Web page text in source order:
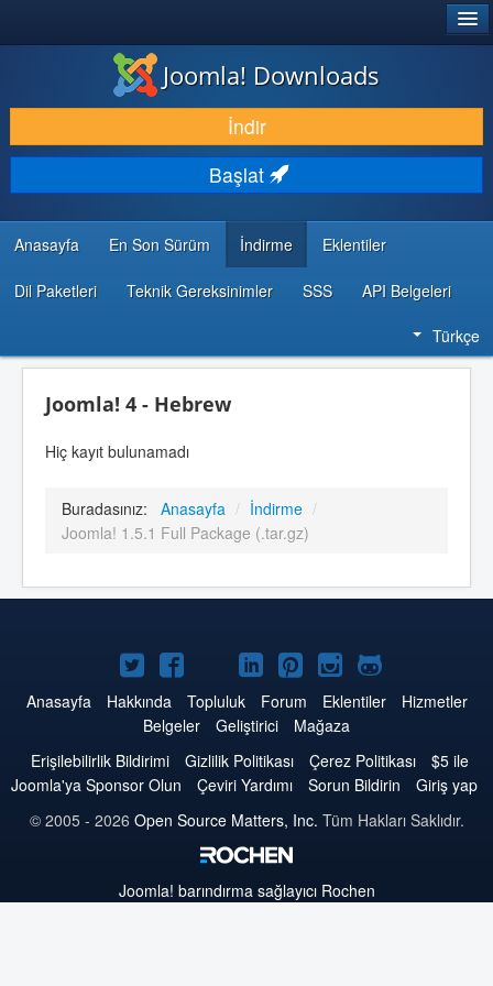
İNDIR & GENIŞLET
KEŞFET & ÖĞREN
TOPLULUK & DESTEK
GELIŞTIRICI KAYNAKLARI
Joomla! Downloads
İndir
Başlat
Anasayfa En Son Sürüm İndirme Eklentiler
Dil Paketleri Teknik Gereksinimler SSS API Belgeleri
Türkçe
Joomla! 4 - Hebrew
Hiç kayıt bulunamadı
Buradasınız: Anasayfa / İndirme /
Joomla! 1.5.1 Full Package (.tar.gz)
Twitter'da
Joomla
Facebook'da
Joomla
YouTube'da
Joomla
LinkedIn'de
Joomla
Pinterest'de
Joomla
Instagram'da
Joomla
GitHub'da
Joomla
Anasayfa Hakkında Topluluk Forum Eklentiler
Hizmetler
Belgeler
Geliştirici
Mağaza
Erişilebilirlik Bildirimi
Gizlilik Politikası Çerez Politikası
$5 ile
Joomla'ya Sponsor Olun
Çeviri Yardımı Sorun Bildirin
Giriş yap
© 2005 - 2026 Open Source Matters, Inc. Tüm Hakları Saklıdır.
Joomla! barındırma sağlayıcı Rochen